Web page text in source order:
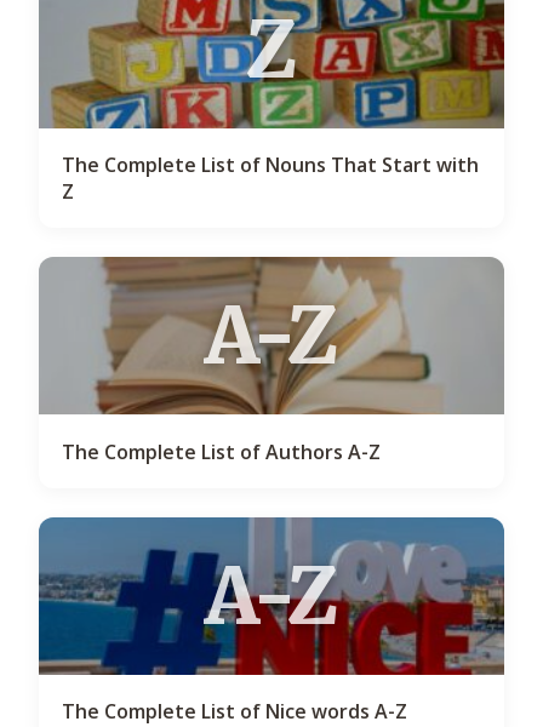
Z
The Complete List of Nouns That Start with
Z
A-Z
The Complete List of Authors A-Z
A-Z
The Complete List of Nice words A-Z